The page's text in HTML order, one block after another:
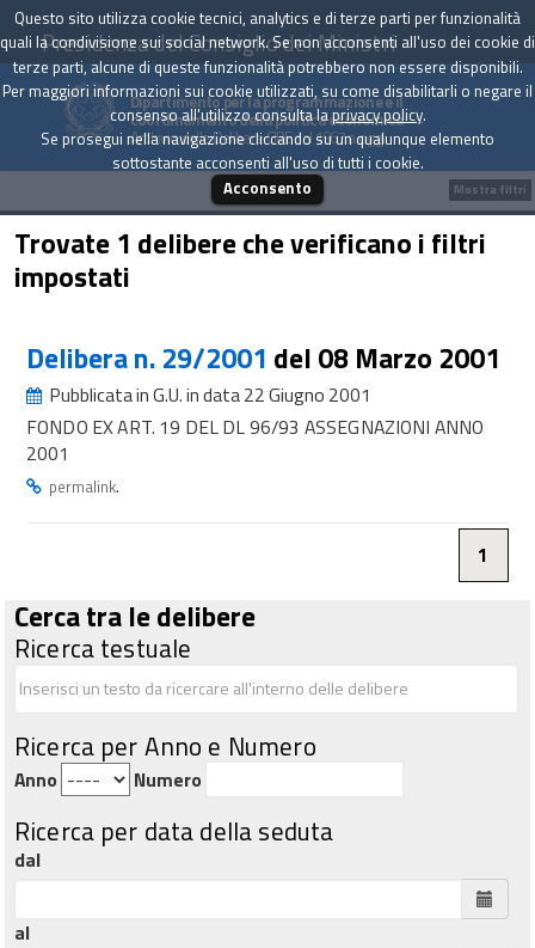
Presidenza del Consiglio dei Ministri
Dipartimento per la programmazione e il
coordinamento della politica economica
Archivio delle Delibere CIPE dal 1967 a oggi
Trovate 1 delibere che verificano i filtri
impostati
Delibera n. 29/2001 del 08 Marzo 2001
Pubblicata in G.U. in data 22 Giugno 2001
FONDO EX ART. 19 DEL DL 96/93 ASSEGNAZIONI ANNO
2001
permalink.
1
Cerca tra le delibere
Ricerca testuale
Ricerca per Anno e Numero
Anno Numero
Ricerca per data della seduta
dal
al
Mostra filtri
Questo sito utilizza cookie tecnici, analytics e di terze parti per funzionalità
quali la condivisione sui social network. Se non acconsenti all'uso dei cookie di
terze parti, alcune di queste funzionalità potrebbero non essere disponibili.
Per maggiori informazioni sui cookie utilizzati, su come disabilitarli o negare il
consenso all'utilizzo consulta laprivacy policy.
Se prosegui nella navigazione cliccando su un qualunque elemento
sottostante acconsenti all'uso di tutti i cookie.
Acconsento